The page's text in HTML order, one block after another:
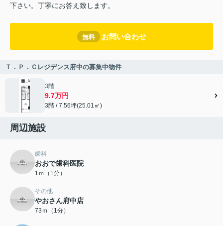
下さい。丁寧にお答え致します。
無料 お問い合わせ
Ｔ．Ｐ．Ｃレジデンス府中の募集中物件
3階
9.7万円
3階 / 7.56坪(25.01㎡)
周辺施設
歯科
おおで歯科医院
1ｍ（1分）
その他
やおさん府中店
73ｍ（1分）